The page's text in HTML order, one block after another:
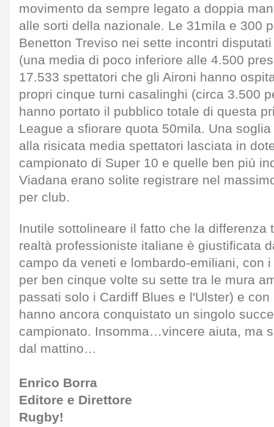
movimento da sempre legato a doppia
alle sorti della nazionale. Le 31mila e 300
Benetton Treviso nei sette incontri
(una media di poco inferiore alle 4.500
17.533 spettatori che gli Aironi hanno
propri cinque turni casalinghi (circa 3.500
hanno portato il pubblico totale di questa
League a sfiorare quota 50mila. Una
alla risicata media spettatori lasciata in
campionato di Super 10 e quelle ben più
Viadana erano solite registrare nel
per club.
Inutile sottolineare il fatto che la differenza
realtà professioniste italiane è giustificata
campo da veneti e lombardo-emiliani, con
per ben cinque volte su sette tra le mura
passati solo i Cardiff Blues e l'Ulster) e
hanno ancora conquistato un singolo
campionato. Insomma…vincere aiuta, ma
dal mattino…
Enrico Borra
Editore e Direttore
Rugby!